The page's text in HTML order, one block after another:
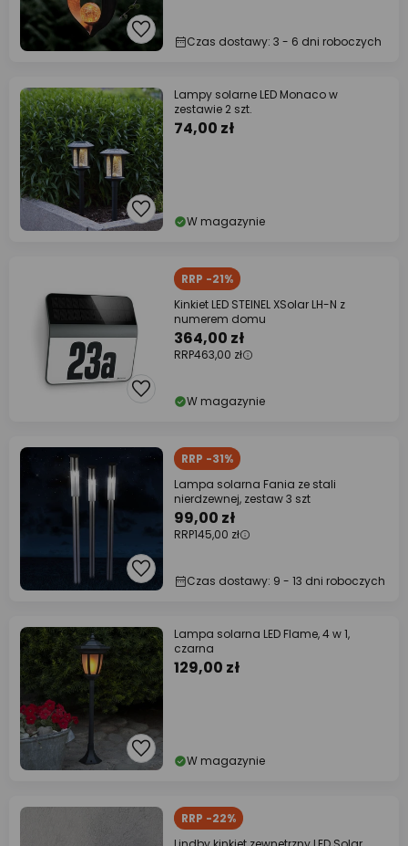
Czas dostawy: 3 - 6 dni roboczych
Lampy solarne LED Monaco w
zestawie 2 szt.
74,00 zł
W magazynie
RRP -21%
Kinkiet LED STEINEL XSolar LH-N z
numerem domu
364,00 zł
RRP463,00 zł
W magazynie
RRP -31%
Lampa solarna Fania ze stali
nierdzewnej, zestaw 3 szt
99,00 zł
RRP145,00 zł
Czas dostawy: 9 - 13 dni roboczych
Lampa solarna LED Flame, 4 w 1,
czarna
129,00 zł
W magazynie
RRP -22%